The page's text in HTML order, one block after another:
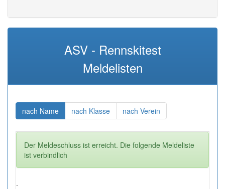
ASV - Rennskitest
Meldelisten
nach Name(aktuell)nach Klasse(aktuell)nach Verein
Der Meldeschluss ist erreicht. Die folgende Meldeliste
ist verbindlich
.